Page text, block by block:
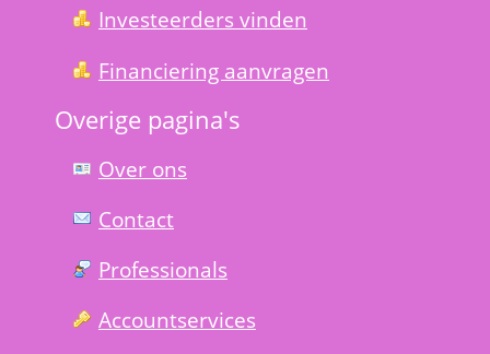
Investeerders vinden
Financiering aanvragen
Overige pagina's
Over ons
Contact
Professionals
Account­services